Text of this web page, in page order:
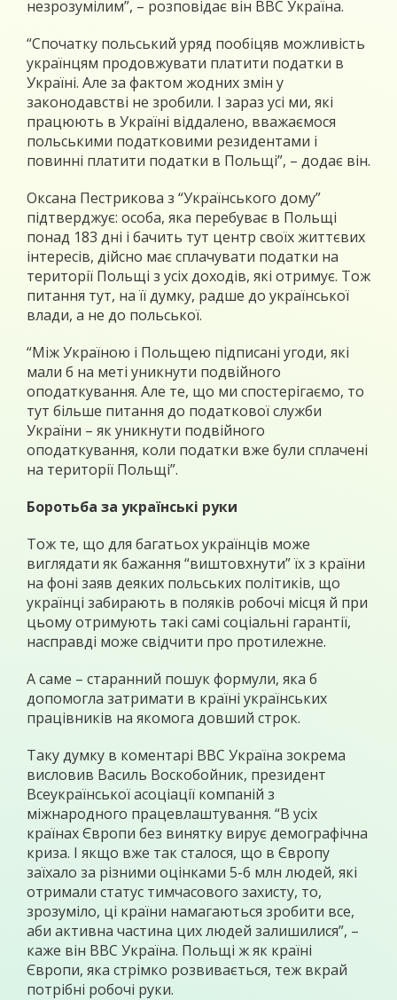
незрозумілим”, – розповідає він ВВС Україна.
“Спочатку польський уряд пообіцяв можливість
українцям продовжувати платити податки в
Україні. Але за фактом жодних змін у
законодавстві не зробили. І зараз усі ми, які
працюють в Україні віддалено, вважаємося
польськими податковими резидентами і
повинні платити податки в Польщі”, – додає він.
Оксана Пестрикова з “Українського дому”
підтверджує: особа, яка перебуває в Польщі
понад 183 дні і бачить тут центр своїх життєвих
інтересів, дійсно має сплачувати податки на
території Польщі з усіх доходів, які отримує. Тож
питання тут, на її думку, радше до української
влади, а не до польської.
“Між Україною і Польщею підписані угоди, які
мали б на меті уникнути подвійного
оподаткування. Але те, що ми спостерігаємо, то
тут більше питання до податкової служби
України – як уникнути подвійного
оподаткування, коли податки вже були сплачені
на території Польщі”.
Боротьба за українські руки
Тож те, що для багатьох українців може
виглядати як бажання “виштовхнути” їх з країни
на фоні заяв деяких польських політиків, що
українці забирають в поляків робочі місця й при
цьому отримують такі самі соціальні гарантії,
насправді може свідчити про протилежне.
А саме – старанний пошук формули, яка б
допомогла затримати в країні українських
працівників на якомога довший строк.
Таку думку в коментарі ВВС Україна зокрема
висловив Василь Воскобойник, президент
Всеукраїнської асоціації компаній з
міжнародного працевлаштування. “В усіх
країнах Європи без винятку вирує демографічна
криза. І якщо вже так сталося, що в Європу
заїхало за різними оцінками 5-6 млн людей, які
отримали статус тимчасового захисту, то,
зрозуміло, ці країни намагаються зробити все,
аби активна частина цих людей залишилися”, –
каже він ВВС Україна. Польщі ж як країні
Європи, яка стрімко розвивається, теж вкрай
потрібні робочі руки.